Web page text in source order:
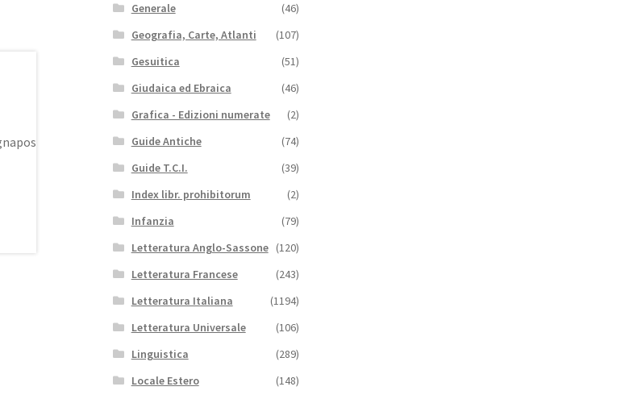
Generale
(46)
Geografia, Carte, Atlanti
(107)
Gesuitica
(51)
Giudaica ed Ebraica
(46)
Grafica - Edizioni numerate
(2)
Guide Antiche
(74)
Guide T.C.I.
(39)
Index libr. prohibitorum
(2)
Infanzia
(79)
Letteratura Anglo-Sassone (120)
Letteratura Francese
(243)
Letteratura Italiana
(1194)
Letteratura Universale
(106)
Linguistica
(289)
Locale Estero
(148)